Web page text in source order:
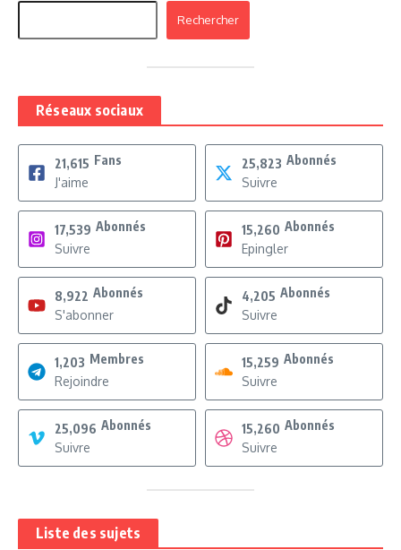
Rechercher
Réseaux sociaux
21,615 Fans
J'aime
25,823 Abonnés
Suivre
17,539 Abonnés
Suivre
15,260 Abonnés
Epingler
8,922 Abonnés
S'abonner
4,205 Abonnés
Suivre
1,203 Membres
Rejoindre
15,259 Abonnés
Suivre
25,096 Abonnés
Suivre
15,260 Abonnés
Suivre
Liste des sujets